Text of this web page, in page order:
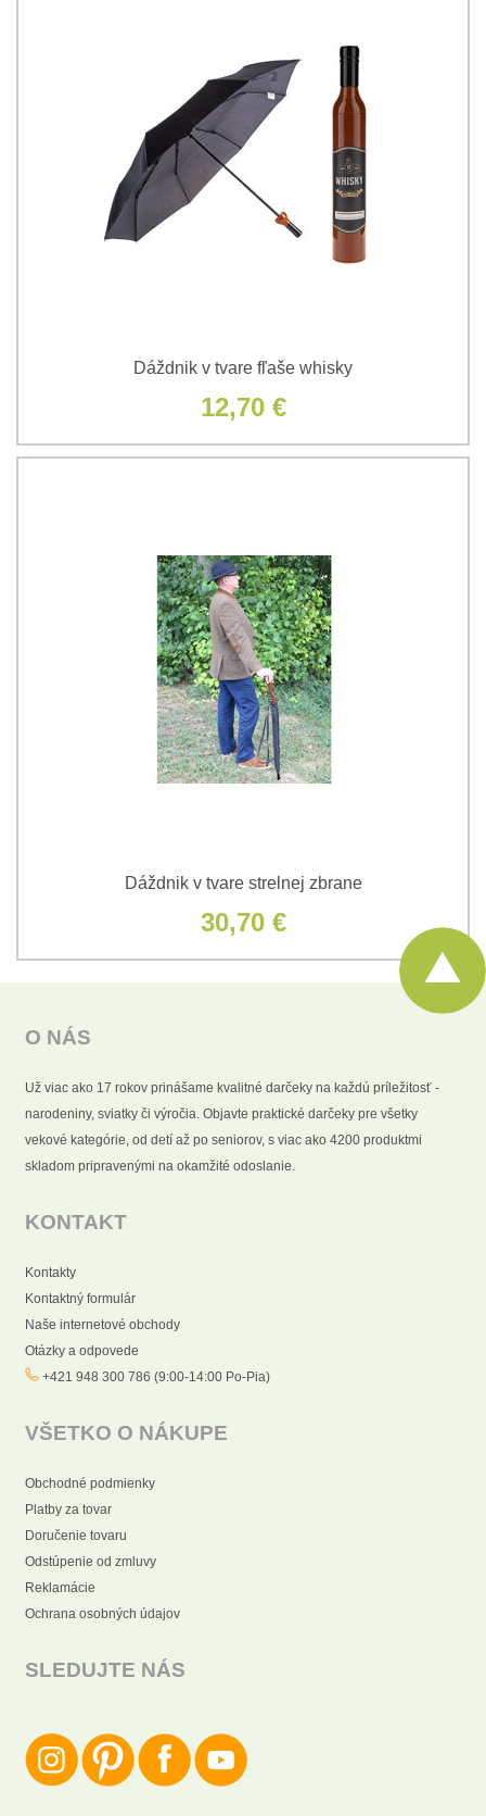
Dáždnik v tvare fľaše whisky
12,70 €
Dáždnik v tvare strelnej zbrane
30,70 €
O NÁS
Už viac ako 17 rokov prinášame kvalitné darčeky na každú príležitosť -
narodeniny, sviatky či výročia. Objavte praktické darčeky pre všetky
vekové kategórie, od detí až po seniorov, s viac ako 4200 produktmi
skladom pripravenými na okamžité odoslanie.
KONTAKT
Kontakty
Kontaktný formulár
Naše internetové obchody
Otázky a odpovede
+421 948 300 786 (9:00-14:00 Po-Pia)
VŠETKO O NÁKUPE
Obchodné podmienky
Platby za tovar
Doručenie tovaru
Odstúpenie od zmluvy
Reklamácie
Ochrana osobných údajov
SLEDUJTE NÁS